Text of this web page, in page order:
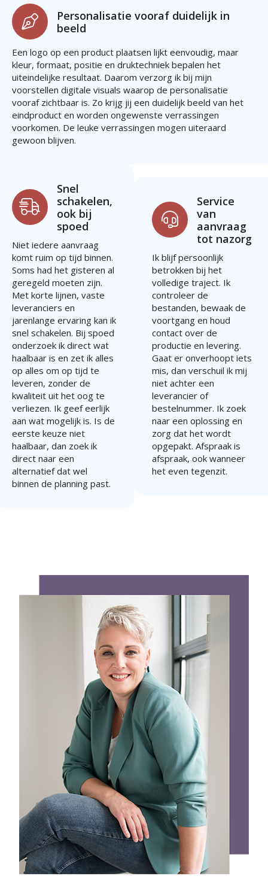
Personalisatie vooraf duidelijk in
beeld
Een logo op een product plaatsen lijkt eenvoudig, maar
kleur, formaat, positie en druktechniek bepalen het
uiteindelijke resultaat. Daarom verzorg ik bij mijn
voorstellen digitale visuals waarop de personalisatie
vooraf zichtbaar is. Zo krijg jij een duidelijk beeld van het
eindproduct en worden ongewenste verrassingen
voorkomen. De leuke verrassingen mogen uiteraard
gewoon blijven.
Snel
schakelen,
ook bij
spoed
Niet iedere aanvraag
komt ruim op tijd binnen.
Soms had het gisteren al
geregeld moeten zijn.
Met korte lijnen, vaste
leveranciers en
jarenlange ervaring kan ik
snel schakelen. Bij spoed
onderzoek ik direct wat
haalbaar is en zet ik alles
op alles om op tijd te
leveren, zonder de
kwaliteit uit het oog te
verliezen. Ik geef eerlijk
aan wat mogelijk is. Is de
eerste keuze niet
haalbaar, dan zoek ik
direct naar een
alternatief dat wel
binnen de planning past.
Service
van
aanvraag
tot nazorg
Ik blijf persoonlijk
betrokken bij het
volledige traject. Ik
controleer de
bestanden, bewaak de
voortgang en houd
contact over de
productie en levering.
Gaat er onverhoopt iets
mis, dan verschuil ik mij
niet achter een
leverancier of
bestelnummer. Ik zoek
naar een oplossing en
zorg dat het wordt
opgepakt. Afspraak is
afspraak, ook wanneer
het even tegenzit.